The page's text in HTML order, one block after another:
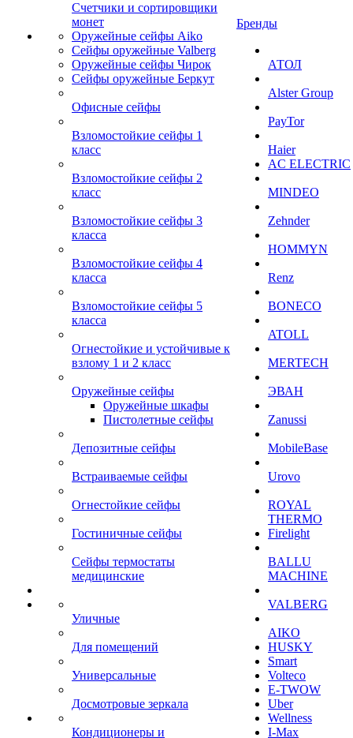
Счетчики и сортировщики
монет
Оружейные сейфы Aiko
Сейфы оружейные Valberg
Оружейные сейфы Чирок
Сейфы оружейные Беркут
Офисные сейфы
Взломостойкие сейфы 1
класс
Взломостойкие сейфы 2
класс
Взломостойкие сейфы 3
класса
Взломостойкие сейфы 4
класса
Взломостойкие сейфы 5
класса
Огнестойкие и устойчивые к
взлому 1 и 2 класс
Оружейные сейфы
Оружейные шкафы
Пистолетные сейфы
Депозитные сейфы
Встраиваемые сейфы
Огнестойкие сейфы
Гостиничные сейфы
Сейфы термостаты
медицинские
Уличные
Для помещений
Универсальные
Досмотровые зеркала
Кондиционеры и
Бренды
АТОЛ
Alster Group
PayTor
Haier
AC ELECTRIC
MINDEO
Zehnder
HOMMYN
Renz
BONECO
ATOLL
MERTECH
ЭВАН
Zanussi
MobileBase
Urovo
ROYAL
THERMO
Firelight
BALLU
MACHINE
VALBERG
AIKO
HUSKY
Smart
Volteco
E-TWOW
Uber
Wellness
I-Max